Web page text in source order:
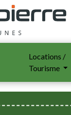
Locations /
Tourisme